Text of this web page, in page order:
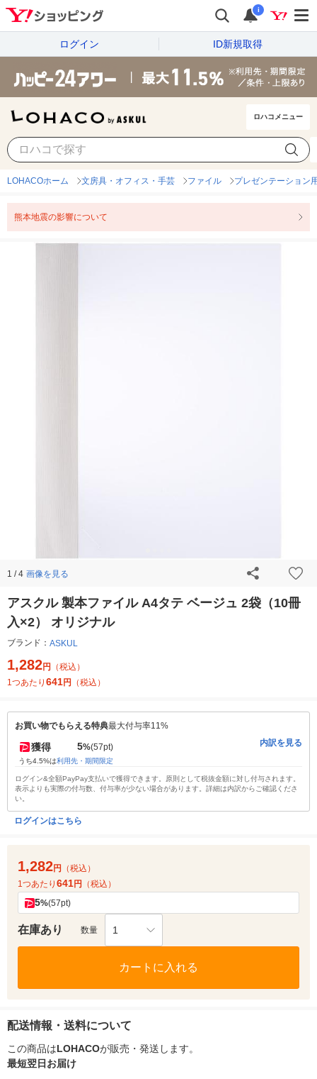
i
ログイン ID新規取得
ロハコメニュー
LOHACOホーム 文房具・オフィス・手芸 ファイル プレゼンテーション
熊本地震の影響について
1 / 4 画像を見る
アスクル 製本ファイル A4タテ ベージュ 2袋（10冊
入×2） オリジナル
ブランド： ASKUL
1,282円
（税込）
1つあたり 641円 （税込）
お買い物でもらえる特典最大付与率11%
獲得 5%(57pt)
うち4.5%は利用先・期間限定
内訳を見る
ログイン&全額PayPay支払いで獲得できます。原則として税抜金額に対し付与されます。
表示よりも実際の付与数、付与率が少ない場合があります。詳細は内訳からご確認くださ
い。
ログインはこちら
1,282円
（税込）
1つあたり 641円 （税込）
5%(57pt)
在庫あり 数量 1
カートに入れる
配送情報・送料について
この商品はLOHACOが販売・発送します。
最短翌日お届け